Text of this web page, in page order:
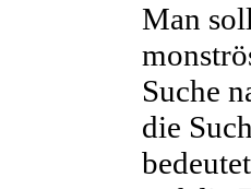
Man
Suche
die